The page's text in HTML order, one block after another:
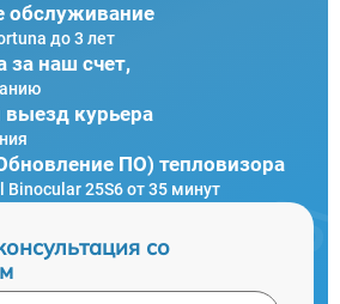
обслуживание
до 3 лет
за наш счет,
курьера
ПО) тепловизора
Binocular 25S6 от 35 минут
со